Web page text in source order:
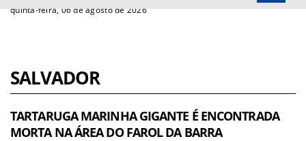
quinta-feira, 06 de agosto de 2026
SALVADOR
TARTARUGA MARINHA GIGANTE É ENCONTRADA
MORTA NA ÁREA DO FAROL DA BARRA